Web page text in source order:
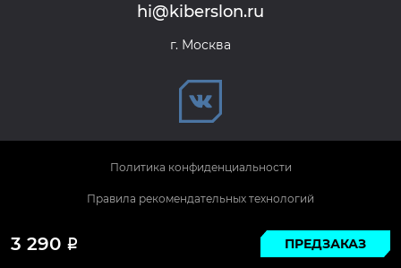
3 290 Р ПРЕДЗАКАЗ
hi@kiberslon.ru
г. Москва
© 2026 KIBERSLON. Все права защищены.
Политика конфиденциальности
Правила рекомендательных технологий